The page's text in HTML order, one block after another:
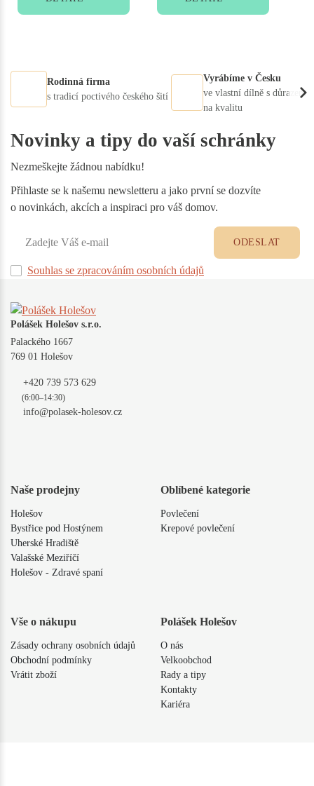
Rodinná firma
s tradicí poctivého českého šití
Vyrábíme v Česku
ve vlastní dílně s důrazem
na kvalitu
Novinky a tipy do vaší schránky
Nezmeškejte žádnou nabídku!
Přihlaste se k našemu newsletteru a jako první se dozvíte
o novinkách, akcích a inspiraci pro váš domov.
Souhlas se zpracováním osobních údajů
ODESLAT
Polášek Holešov s.r.o.
Palackého 1667
769 01 Holešov
+420 739 573 629
(6:00–14:30)
info@polasek-holesov.cz
Naše prodejny
Holešov
Bystřice pod Hostýnem
Uherské Hradiště
Valašské Meziříčí
Holešov - Zdravé spaní
Oblíbené kategorie
Povlečení
Krepové povlečení
Vše o nákupu
Zásady ochrany osobních údajů
Obchodní podmínky
Vrátit zboží
Polášek Holešov
O nás
Velkoobchod
Rady a tipy
Kontakty
Kariéra